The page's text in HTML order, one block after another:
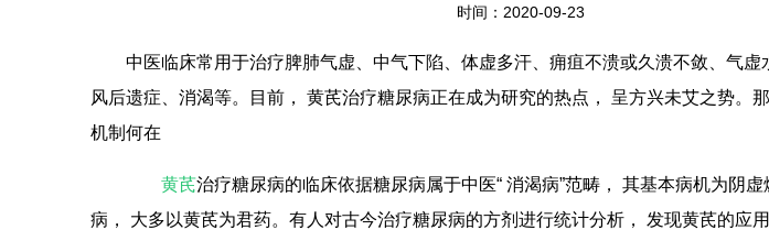
时间：2020-09-23
中医临床常用于治疗脾肺气虚、中气下陷、体虚多汗、痈疽不溃或久溃不敛、气虚
风后遗症、消渴等。目前， 黄芪治疗糖尿病正在成为研究的热点， 呈方兴未艾之势。
机制何在
黄芪治疗糖尿病的临床依据糖尿病属于中医“ 消渴病”范畴， 其基本病机为阴
病， 大多以黄芪为君药。有人对古今治疗糖尿病的方剂进行统计分析， 发现黄芪的应